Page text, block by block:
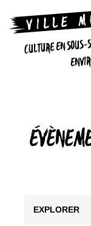
CULTURE EN
EXPLORER